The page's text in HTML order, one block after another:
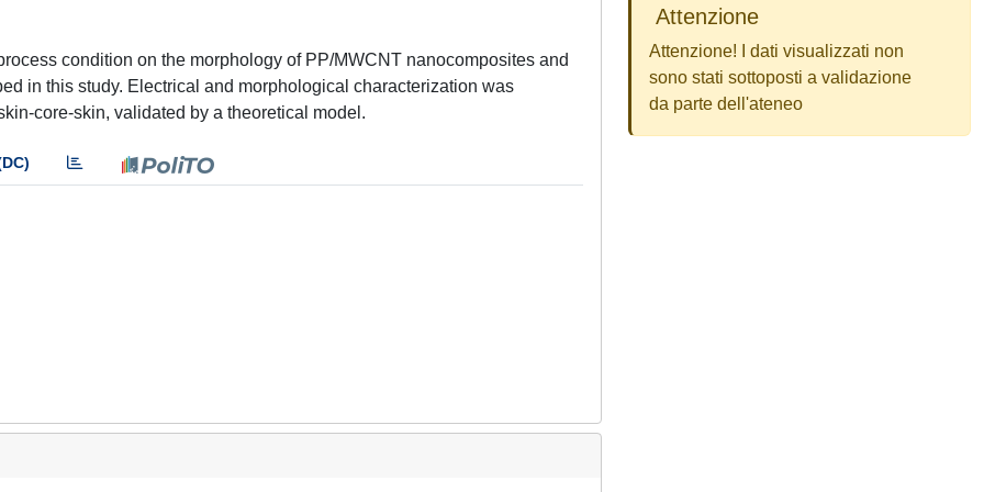
condition on the morphology of PP/MWCNT nanocomposites and
in this study. Electrical and morphological characterization was
core-skin, validated by a theoretical model.
Attenzione
Attenzione! I dati visualizzati non
sono stati sottoposti a validazione
da parte dell'ateneo